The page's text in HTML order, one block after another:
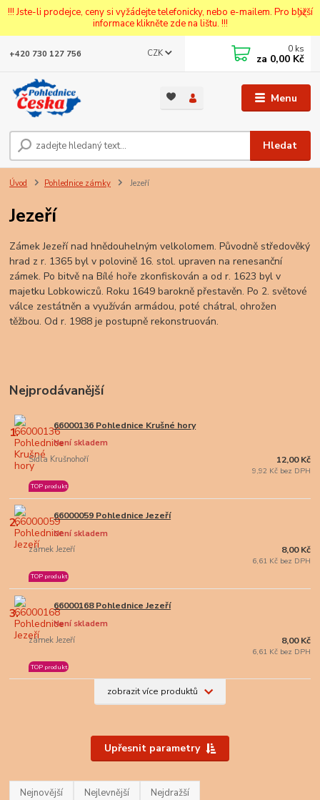
!!! Jste-li prodejce, ceny si vyžádejte telefonicky, nebo e-mailem. Pro bližší
informace klikněte zde na lištu. !!!
Menu
CZK
Hledat
+420 730 127 756 0 ks
za 0,00 Kč
Úvod Pohlednice zámky Jezeří
Jezeří
Zámek Jezeří nad hnědouhelným velkolomem. Původně středověký
hrad z r. 1365 byl v polovině 16. stol. upraven na renesanční
zámek. Po bitvě na Bílé hoře zkonfiskován a od r. 1623 byl v
majetku Lobkowiczů. Roku 1649 barokně přestavěn. Po 2. světové
válce zestátněn a využíván armádou, poté chátral, ohrožen
těžbou. Od r. 1988 je postupně rekonstruován.
Nejprodávanější
1. 66000136 Pohlednice Krušné hory
Sídla Krušnohoří
Není skladem
TOP produkt
12,00 Kč
9,92 Kč bez DPH
2. 66000059 Pohlednice Jezeří
zámek Jezeří
Není skladem
TOP produkt
8,00 Kč
6,61 Kč bez DPH
3. 66000168 Pohlednice Jezeří
zámek Jezeří
Není skladem
TOP produkt
8,00 Kč
6,61 Kč bez DPH
zobrazit více produktů
Upřesnit parametry
Nejnovější Nejlevnější Nejdražší